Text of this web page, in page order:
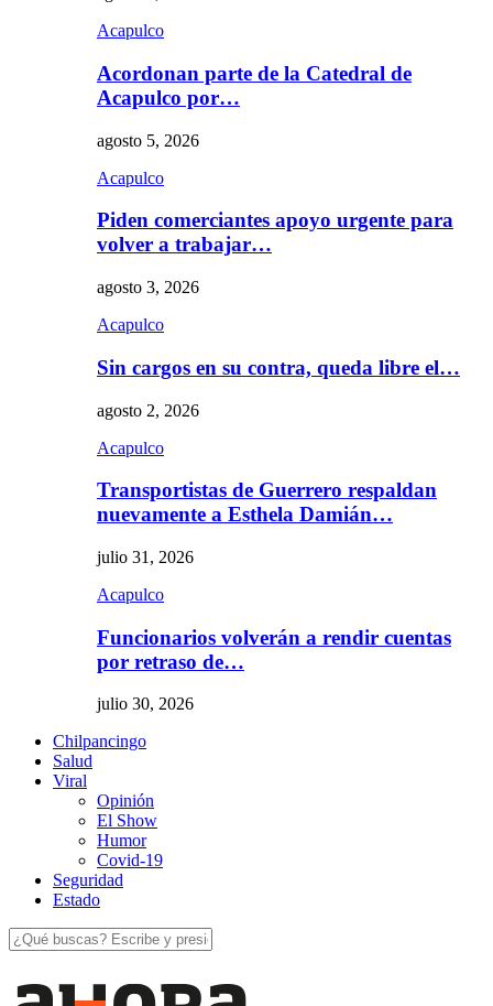
Acapulco
Acordonan parte de la Catedral de
Acapulco por…
agosto 5, 2026
Acapulco
Piden comerciantes apoyo urgente para
volver a trabajar…
agosto 3, 2026
Acapulco
Sin cargos en su contra, queda libre el…
agosto 2, 2026
Acapulco
Transportistas de Guerrero respaldan
nuevamente a Esthela Damián…
julio 31, 2026
Acapulco
Funcionarios volverán a rendir cuentas
por retraso de…
julio 30, 2026
Chilpancingo
Salud
Viral
Opinión
El Show
Humor
Covid-19
Seguridad
Estado